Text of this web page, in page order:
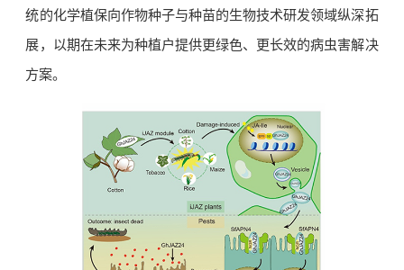
统的化学植保向作物种子与种苗的生物技术研发领域纵深拓
展，以期在未来为种植户提供更绿色、更长效的病虫害解决
方案。